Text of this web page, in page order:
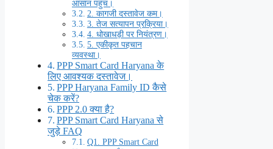
आसान पहुंच।
2. कागजी दस्तावेज कम।
3. तेज सत्यापन प्रक्रिया।
4. धोखाधड़ी पर नियंत्रण।
5. एकीकृत पहचान
व्यवस्था।
PPP Smart Card Haryana के
लिए आवश्यक दस्तावेज।
PPP Haryana Family ID कैसे
चेक करें?
PPP 2.0 क्या है?
PPP Smart Card Haryana से
जुड़े FAQ
Q1. PPP Smart Card